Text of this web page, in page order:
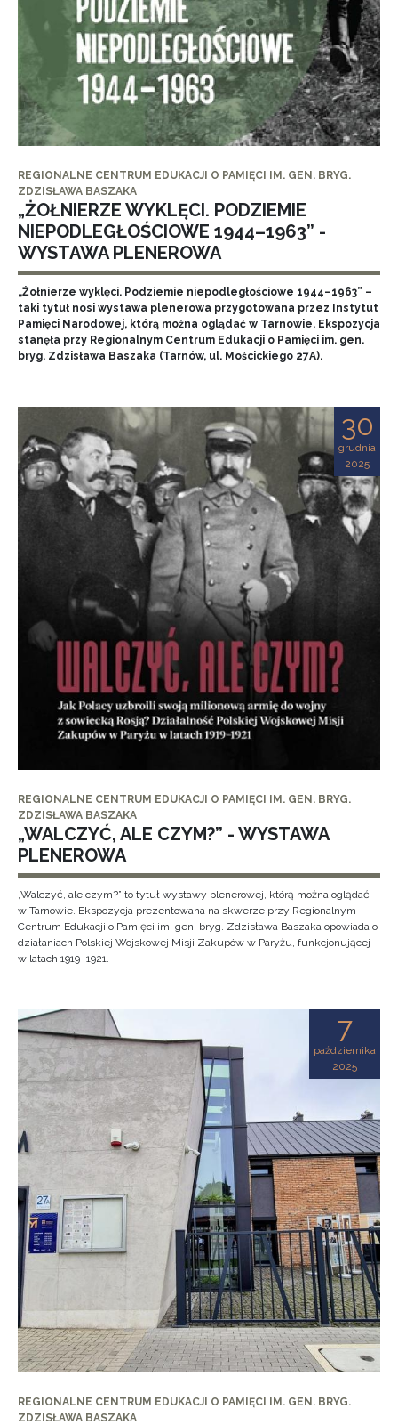
REGIONALNE CENTRUM EDUKACJI O PAMIĘCI IM. GEN. BRYG.
ZDZISŁAWA BASZAKA
„ŻOŁNIERZE WYKLĘCI. PODZIEMIE
NIEPODLEGŁOŚCIOWE 1944–1963” -
WYSTAWA PLENEROWA
„Żołnierze wyklęci. Podziemie niepodległościowe 1944–1963” –
taki tytuł nosi wystawa plenerowa przygotowana przez Instytut
Pamięci Narodowej, którą można oglądać w Tarnowie. Ekspozycja
stanęła przy Regionalnym Centrum Edukacji o Pamięci im. gen.
bryg. Zdzisława Baszaka (Tarnów, ul. Mościckiego 27A).
30
grudnia
2025
REGIONALNE CENTRUM EDUKACJI O PAMIĘCI IM. GEN. BRYG.
ZDZISŁAWA BASZAKA
„WALCZYĆ, ALE CZYM?” - WYSTAWA
PLENEROWA
„Walczyć, ale czym?” to tytuł wystawy plenerowej, którą można oglądać
w Tarnowie. Ekspozycja prezentowana na skwerze przy Regionalnym
Centrum Edukacji o Pamięci im. gen. bryg. Zdzisława Baszaka opowiada o
działaniach Polskiej Wojskowej Misji Zakupów w Paryżu, funkcjonującej
w latach 1919–1921.
7
października
2025
REGIONALNE CENTRUM EDUKACJI O PAMIĘCI IM. GEN. BRYG.
ZDZISŁAWA BASZAKA